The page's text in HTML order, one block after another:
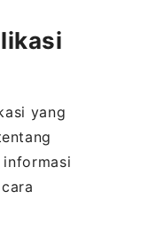
yang